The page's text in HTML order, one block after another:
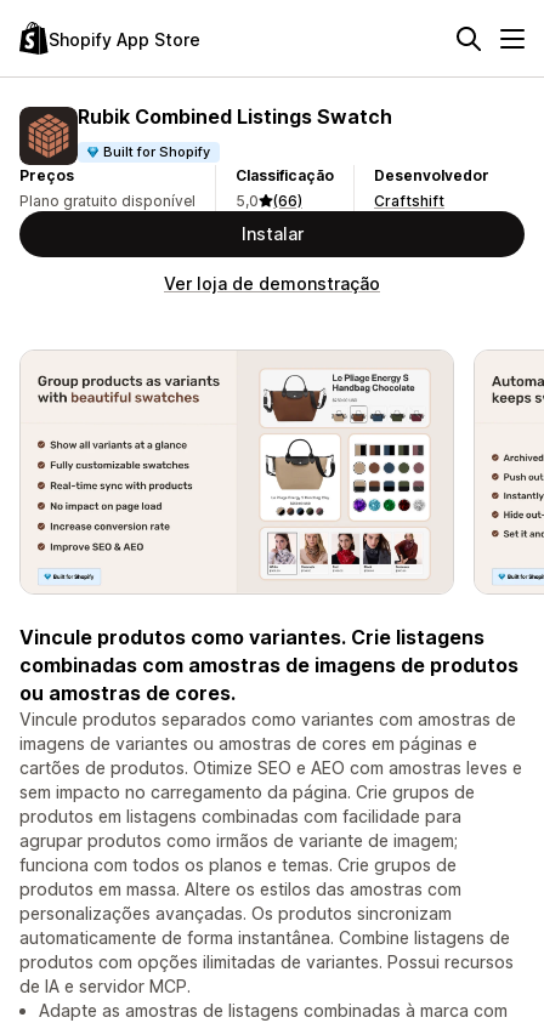
Shopify App Store
Rubik Combined Listings Swatch
Built for Shopify
Preços
Plano gratuito disponível
Classificação
5,0
(66)
Desenvolvedor
Craftshift
Instalar
Ver loja de demonstração
Vincule produtos como variantes. Crie listagens
combinadas com amostras de imagens de produtos
ou amostras de cores.
Vincule produtos separados como variantes com amostras de
imagens de variantes ou amostras de cores em páginas e
cartões de produtos. Otimize SEO e AEO com amostras leves e
sem impacto no carregamento da página. Crie grupos de
produtos em listagens combinadas com facilidade para
agrupar produtos como irmãos de variante de imagem;
funciona com todos os planos e temas. Crie grupos de
produtos em massa. Altere os estilos das amostras com
personalizações avançadas. Os produtos sincronizam
automaticamente de forma instantânea. Combine listagens de
produtos com opções ilimitadas de variantes. Possui recursos
de IA e servidor MCP.
Adapte as amostras de listagens combinadas à marca com